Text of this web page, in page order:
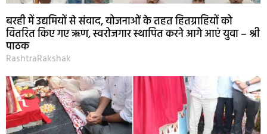
बरही में उद्यमियों से संवाद, योजनाओं के तहत हितग्राहियों को
वितरित किए गए ऋण, स्वरोजगार स्थापित करने आगे आएं युवा – श्री
पाठक
RashtraRakshak